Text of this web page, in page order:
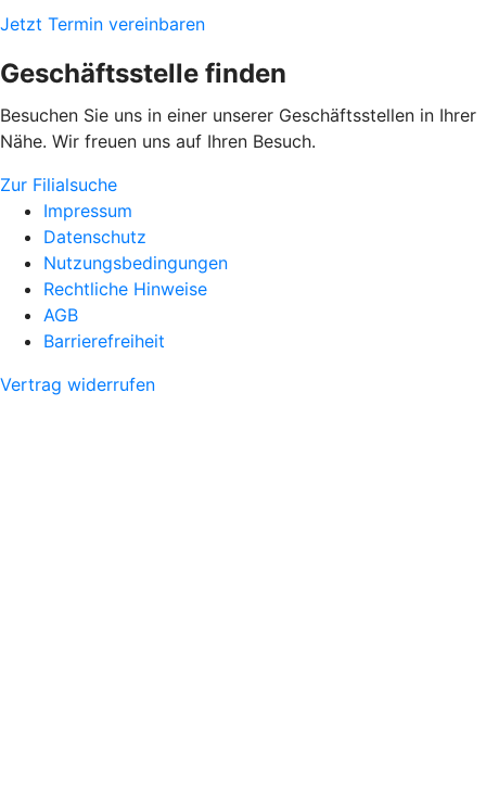
Jetzt Termin vereinbaren
Geschäftsstelle finden
Besuchen Sie uns in einer unserer Geschäftsstellen in Ihrer
Nähe. Wir freuen uns auf Ihren Besuch.
Zur Filialsuche
Impressum
Datenschutz
Nutzungsbedingungen
Rechtliche Hinweise
AGB
Barrierefreiheit
Vertrag widerrufen